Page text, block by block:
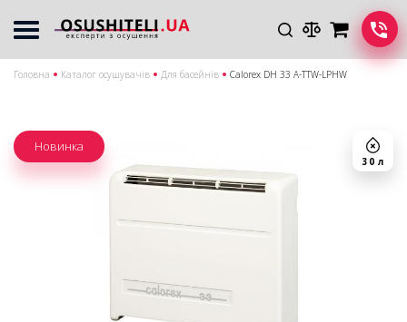
Головна Каталог осушувачів Для басейнів Calorex DH 33 A-TTW-LPHW
30 л
Новинка